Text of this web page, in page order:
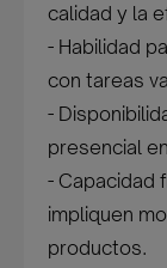
calidad y la
- Habilidad
con tareas
-
presencial
- Capacidad
impliquen
productos.